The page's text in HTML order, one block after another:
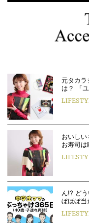
元タカ
は？ 「
おいし
お寿司
ん!? ど
ぼほぼ